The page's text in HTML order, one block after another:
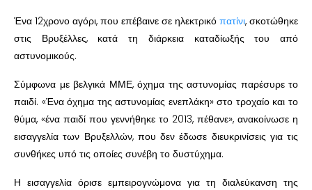
Ένα 12χρονο αγόρι, που επέβαινε σε ηλεκτρικό πατίνι, σκοτώθηκε
στις Βρυξέλλες, κατά τη διάρκεια καταδίωξής του από
αστυνομικούς.
Σύμφωνα με βελγικά ΜΜΕ, όχημα της αστυνομίας παρέσυρε το
παιδί. «Ένα όχημα της αστυνομίας ενεπλάκη» στο τροχαίο και το
θύμα, «ένα παιδί που γεννήθηκε το 2013, πέθανε», ανακοίνωσε η
εισαγγελία των Βρυξελλών, που δεν έδωσε διευκρινίσεις για τις
συνθήκες υπό τις οποίες συνέβη το δυστύχημα.
Η εισαγγελία όρισε εμπειρογνώμονα για τη διαλεύκανση της